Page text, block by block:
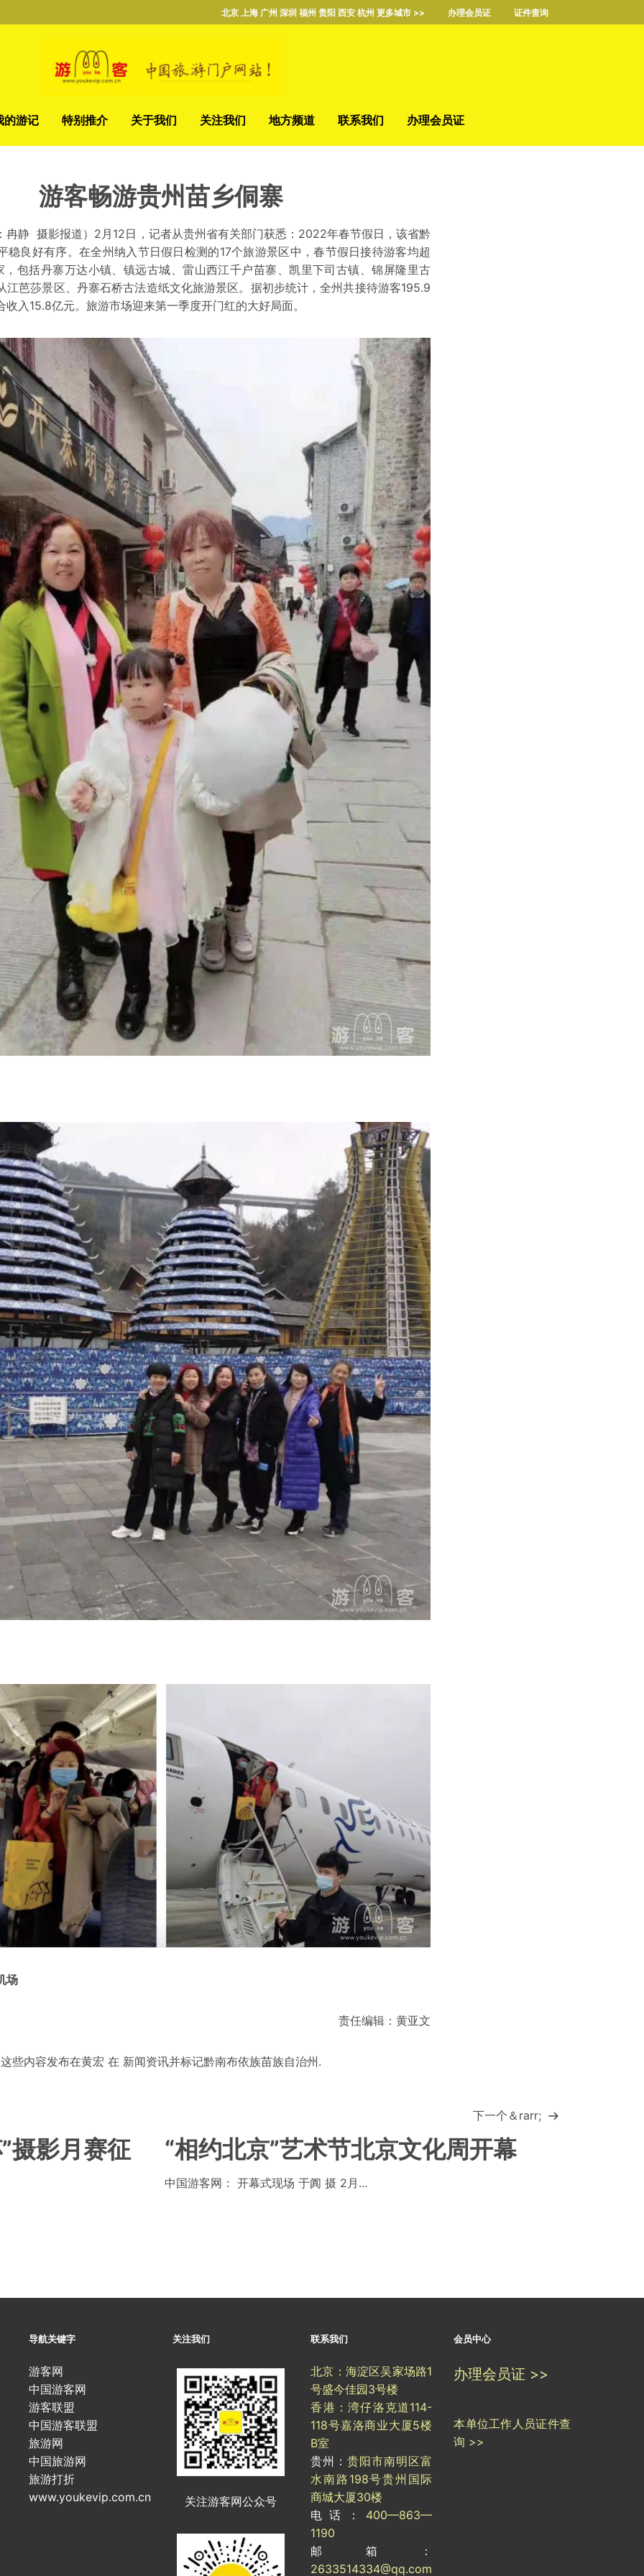
北京 上海 广州 深圳 福州 贵阳 西安 杭州 更多城市 >> 办理会员证 证件查询
的游记 特别推介 关于我们 关注我们 地方频道 联系我们 办理会员证
游客畅游贵州苗乡侗寨
冉静 摄影报道）2月12日，记者从贵州省有关部门获悉：2022年春节假日，该省黔
稳良好有序。在全州纳入节日假日检测的17个旅游景区中，春节假日接待游客均超
包括丹寨万达小镇、镇远古城、雷山西江千户苗寨、凯里下司古镇、锦屏隆里古
江芭莎景区、丹寨石桥古法造纸文化旅游景区。据初步统计，全州共接待游客195.9
入15.8亿元。旅游市场迎来第一季度开门红的大好局面。
场
责任编辑：黄亚文
这些内容发布在黄宏 在 新闻资讯并标记黔南布依族苗族自治州.
摄影月赛征
下一个＆rarr;
“相约北京”艺术节北京文化周开幕
中国游客网： 开幕式现场 于阗 摄 2月...
导航关键字
游客网
中国游客网
游客联盟
中国游客联盟
旅游网
中国旅游网
旅游打折
www.youkevip.com.cn
关注我们
关注游客网公众号
联系我们
北京：海淀区吴家场路1
号盛今佳园3号楼
香港：湾仔洛克道114-
118号嘉洛商业大厦5楼
B室
贵州：贵阳市南明区富
水南路198号贵州国际
商城大厦30楼
电话： 400—863—
1190
邮箱：
2633514334@qq.com
会员中心
办理会员证 >>
本单位工作人员证件查
询 >>